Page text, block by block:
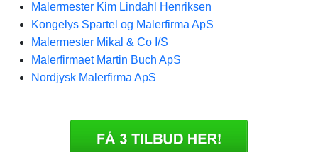
Malermester Kim Lindahl Henriksen
Kongelys Spartel og Malerfirma ApS
Malermester Mikal & Co I/S
Malerfirmaet Martin Buch ApS
Nordjysk Malerfirma ApS